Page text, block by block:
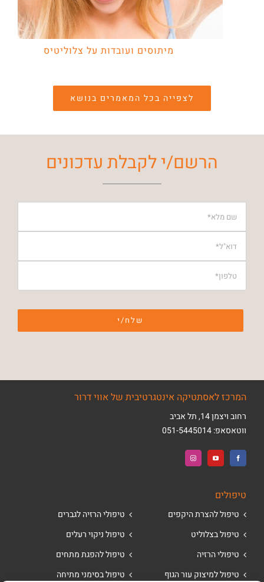
מיתוסים ועובדות על צלוליטיס
לצפייה בכל המאמרים בנושא
הרשם/י לקבלת עדכונים
המרכז לאסתטיקה אינטגרטיבית של אווי דרור
רחוב ויצמן 14, תל אביב
ווטאסאפ:051-5445014
טיפולים
טיפול להצרת היקפים
טיפול בצלוליט
טיפולי הרזיה
טיפול למיצוק עור הגוף
טיפולי הרזיה לגברים
טיפול ניקוי רעלים
טיפול להפגת מתחים
טיפול בסימני מתיחה